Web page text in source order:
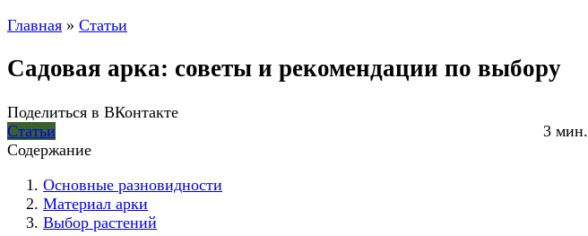
Главная » Статьи
Садовая арка: советы и рекомендации по выбору
Поделиться в ВКонтакте
Статьи
3 мин.
Содержание
Основные разновидности
Материал арки
Выбор растений